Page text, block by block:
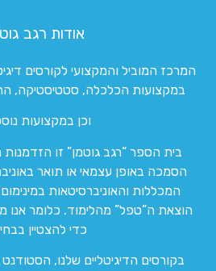
אודות רגב
במקצועות הכלכלה, סטטיסטיקה,
וכן במקצועות
בית הספר “רגב גוטמן” זו
הסמכה באופן עצמאי או תואר
המכללות והאוניברסיטאות
הוצאת ה”טפל” מהלימוד. כלומר אנו
כדי להצטיין
בקורסים הדיגיטליים שלנו,